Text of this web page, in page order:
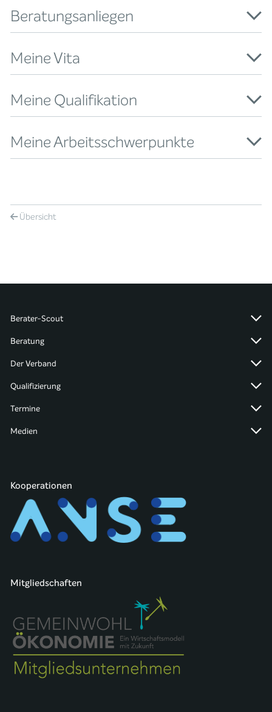
Beratungsanliegen
Meine Vita
Meine Qualifikation
Meine Arbeitsschwerpunkte
Übersicht
Berater-Scout
Beratung
Der Verband
Qualifizierung
Termine
Medien
Kooperationen
Mitgliedschaften